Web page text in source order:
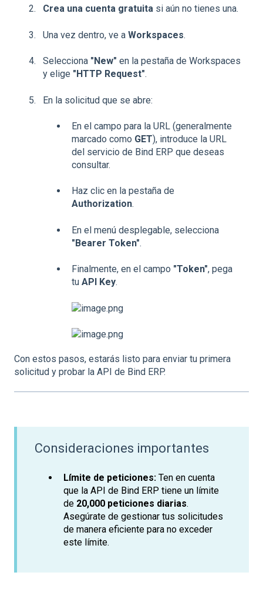
Crea una cuenta gratuita si aún no tienes una.
Una vez dentro, ve a Workspaces.
Selecciona "New" en la pestaña de Workspaces
y elige "HTTP Request".
En la solicitud que se abre:
En el campo para la URL (generalmente
marcado como GET), introduce la URL
del servicio de Bind ERP que deseas
consultar.
Haz clic en la pestaña de
Authorization.
En el menú desplegable, selecciona
"Bearer Token".
Finalmente, en el campo "Token", pega
tu API Key.
Con estos pasos, estarás listo para enviar tu primera
solicitud y probar la API de Bind ERP.
Consideraciones importantes
Límite de peticiones: Ten en cuenta
que la API de Bind ERP tiene un límite
de 20,000 peticiones diarias.
Asegúrate de gestionar tus solicitudes
de manera eficiente para no exceder
este límite.